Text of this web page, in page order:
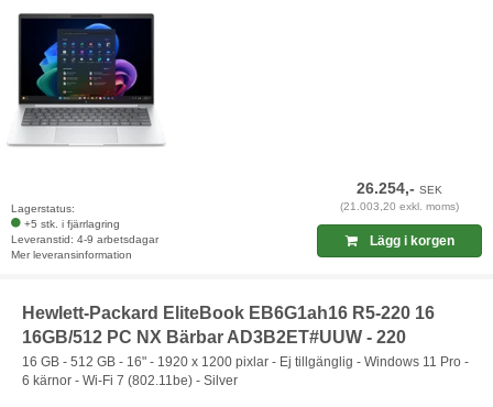
Lagerstatus:
+5 stk. i fjärrlagring
Leveranstid: 4-9 arbetsdagar
Mer leveransinformation
26.254,-SEK
(21.003,20 exkl. moms)
Lägg i korgen
Hewlett-Packard EliteBook EB6G1ah16 R5-220 16
16GB/512 PC NX Bärbar AD3B2ET#UUW - 220
16 GB - 512 GB - 16" - 1920 x 1200 pixlar - Ej tillgänglig - Windows 11 Pro -
6 kärnor - Wi-Fi 7 (802.11be) - Silver